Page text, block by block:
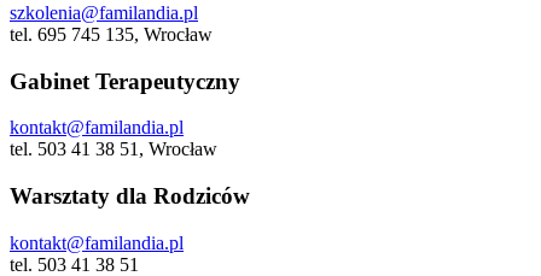
szkolenia@familandia.pl
tel. 695 745 135, Wrocław
Gabinet Terapeutyczny
kontakt@familandia.pl
tel. 503 41 38 51, Wrocław
Warsztaty dla Rodziców
kontakt@familandia.pl
tel. 503 41 38 51